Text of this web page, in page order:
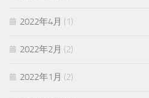
2022年4月 (1)
2022年2月 (2)
2022年1月 (2)